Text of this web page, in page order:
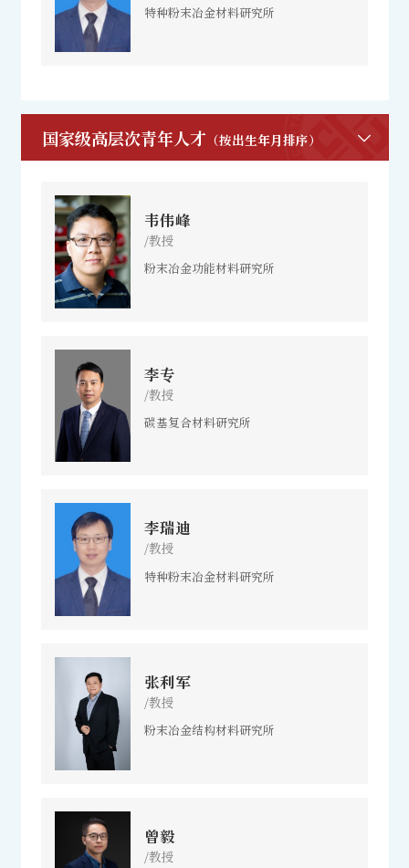
特种粉末冶金材料研究所
国家级高层次青年人才 （按出生年月排序）
韦伟峰
/教授
粉末冶金功能材料研究所
李专
/教授
碳基复合材料研究所
李瑞迪
/教授
特种粉末冶金材料研究所
张利军
/教授
粉末冶金结构材料研究所
曾毅
/教授